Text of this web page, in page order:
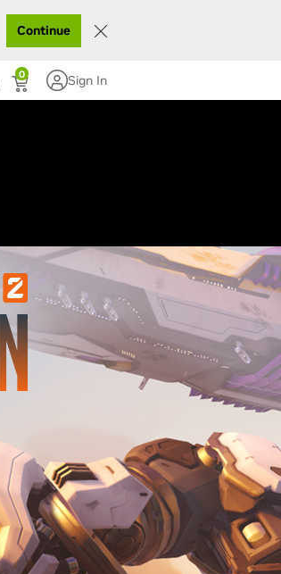
Continue
0 Sign In